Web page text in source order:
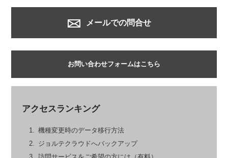
メールでの問合せ
お問い合わせフォームはこちら
アクセスランキング
機種変更時のデータ移行方法
ジョルテクラウドへバックアップ